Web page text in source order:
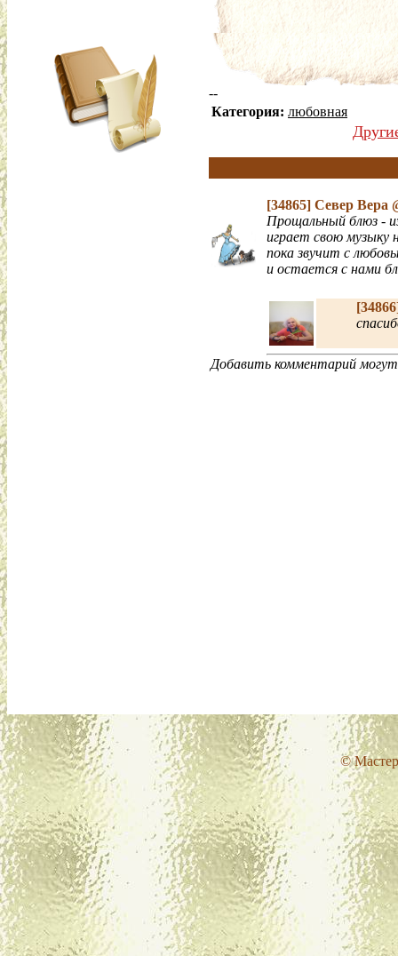
--
Категория: любовная
[34865] Север Вера
Прощальный блюз -
играет свою музыку
пока звучит с
и остается с нами
Добавить комментарий
©